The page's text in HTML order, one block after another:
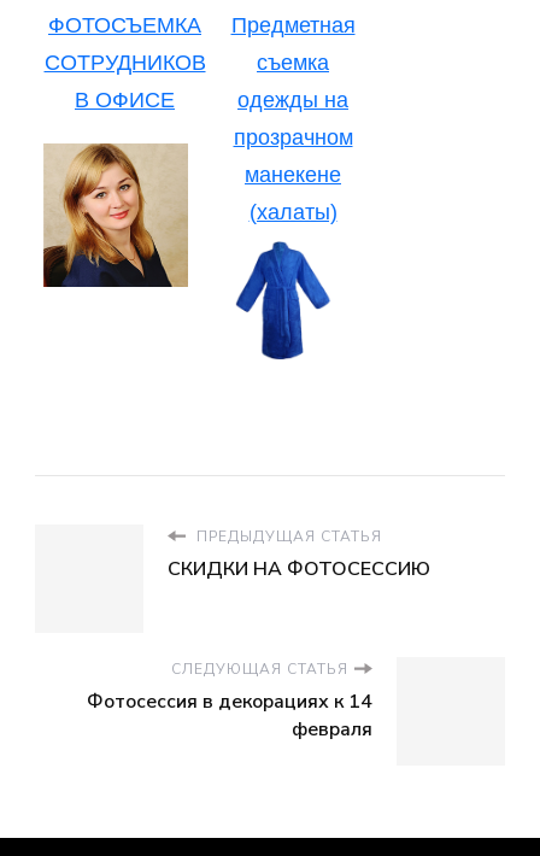
ФОТОСЪЕМКА
СОТРУДНИКОВ
В ОФИСЕ
Предметная
съемка
одежды на
прозрачном
манекене
(халаты)
ПРЕДЫДУЩАЯ СТАТЬЯ
СКИДКИ НА ФОТОСЕССИЮ
СЛЕДУЮЩАЯ СТАТЬЯ
Фотосессия в декорациях к 14
февраля